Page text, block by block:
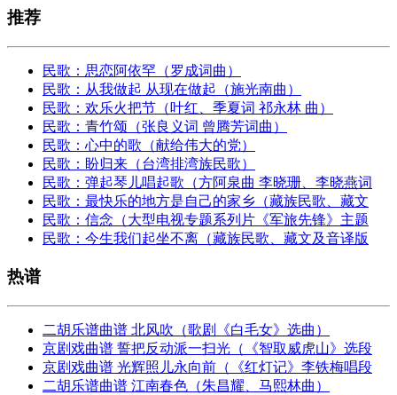
推荐
民歌：思恋阿依罕（罗成词曲）
民歌：从我做起 从现在做起（施光南曲）
民歌：欢乐火把节（叶红、季夏词 祁永林 曲）
民歌：青竹颂（张良义词 曾腾芳词曲）
民歌：心中的歌（献给伟大的党）
民歌：盼归来（台湾排湾族民歌）
民歌：弹起琴儿唱起歌（方阿泉曲 李晓珊、李晓燕词
民歌：最快乐的地方是自己的家乡（藏族民歌、藏文
民歌：信念（大型电视专题系列片《军旅先锋》主题
民歌：今生我们起坐不离（藏族民歌、藏文及音译版
热谱
二胡乐谱曲谱 北风吹（歌剧《白毛女》选曲）
京剧戏曲谱 誓把反动派一扫光（《智取威虎山》选段
京剧戏曲谱 光辉照儿永向前（《红灯记》李铁梅唱段
二胡乐谱曲谱 江南春色（朱昌耀、马熙林曲）